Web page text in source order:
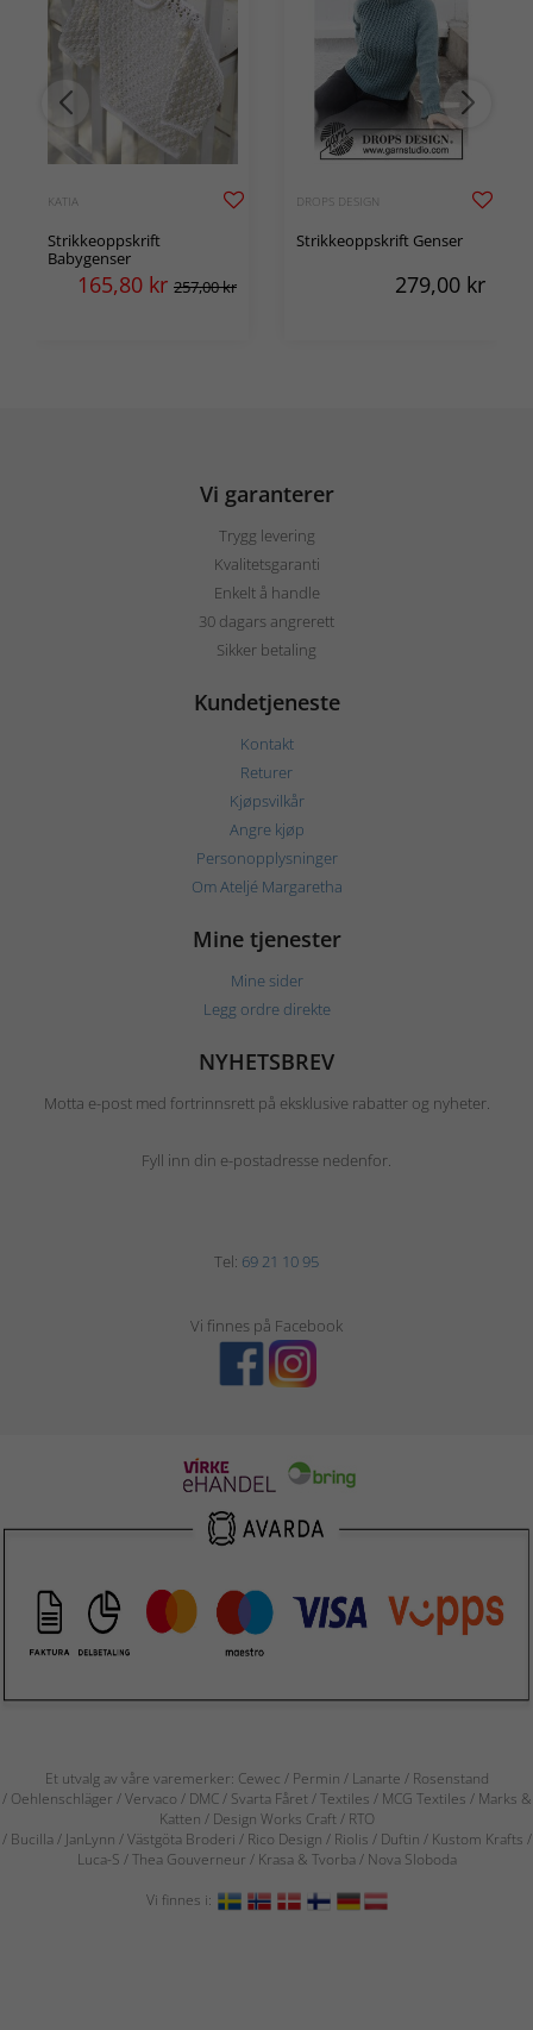
KATIA
Strikkeoppskrift
Babygenser
165,80 kr 257,00 kr
DROPS DESIGN
Strikkeoppskrift Genser
279,00 kr
Vi garanterer
Trygg levering
Kvalitetsgaranti
Enkelt å handle
30 dagars angrerett
Sikker betaling
Kundetjeneste
Kontakt
Returer
Kjøpsvilkår
Angre kjøp
Personopplysninger
Om Ateljé Margaretha
Mine tjenester
Mine sider
Legg ordre direkte
NYHETSBREV
Motta e-post med fortrinnsrett på eksklusive rabatter og nyheter.
Fyll inn din e-postadresse nedenfor.
Tel: 69 21 10 95
Vi finnes på Facebook
Et utvalg av våre varemerker: Cewec / Permin / Lanarte / Rosenstand
/ Oehlenschläger / Vervaco / DMC / Svarta Fåret / Textiles / MCG Textiles / Marks &
Katten / Design Works Craft / RTO
/ Bucilla / JanLynn / Västgöta Broderi / Rico Design / Riolis / Duftin / Kustom Krafts /
Luca-S / Thea Gouverneur / Krasa & Tvorba / Nova Sloboda
Vi finnes i: